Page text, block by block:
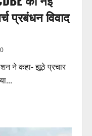
प्रबंधन विवाद
0
ने कहा- झूठे प्रचार